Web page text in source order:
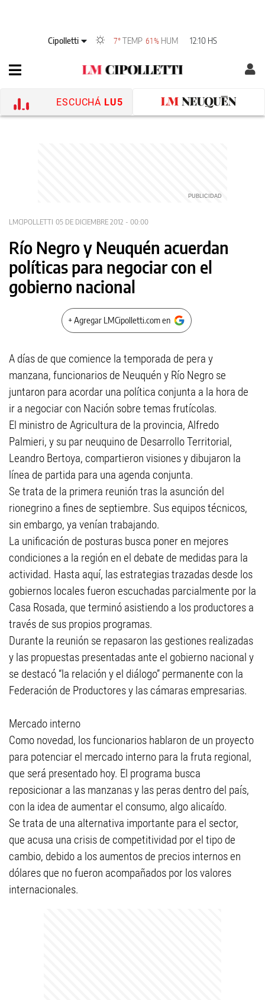
Cipolletti 7°TEMP 61% HUM 12:10 HS
ESCUCHÁ LU5
LMCIPOLLETTI 05 DE DICIEMBRE 2012 - 00:00
Río Negro y Neuquén acuerdan
políticas para negociar con el
gobierno nacional
+ Agregar LMCipolletti.com en
A días de que comience la temporada de pera y
manzana, funcionarios de Neuquén y Río Negro se
juntaron para acordar una política conjunta a la hora de
ir a negociar con Nación sobre temas frutícolas.
El ministro de Agricultura de la provincia, Alfredo
Palmieri, y su par neuquino de Desarrollo Territorial,
Leandro Bertoya, compartieron visiones y dibujaron la
línea de partida para una agenda conjunta.
Se trata de la primera reunión tras la asunción del
rionegrino a fines de septiembre. Sus equipos técnicos,
sin embargo, ya venían trabajando.
La unificación de posturas busca poner en mejores
condiciones a la región en el debate de medidas para la
actividad. Hasta aquí, las estrategias trazadas desde los
gobiernos locales fueron escuchadas parcialmente por la
Casa Rosada, que terminó asistiendo a los productores a
través de sus propios programas.
Durante la reunión se repasaron las gestiones realizadas
y las propuestas presentadas ante el gobierno nacional y
se destacó “la relación y el diálogo” permanente con la
Federación de Productores y las cámaras empresarias.
Mercado interno
Como novedad, los funcionarios hablaron de un proyecto
para potenciar el mercado interno para la fruta regional,
que será presentado hoy. El programa busca
reposicionar a las manzanas y las peras dentro del país,
con la idea de aumentar el consumo, algo alicaído.
Se trata de una alternativa importante para el sector,
que acusa una crisis de competitividad por el tipo de
cambio, debido a los aumentos de precios internos en
dólares que no fueron acompañados por los valores
internacionales.